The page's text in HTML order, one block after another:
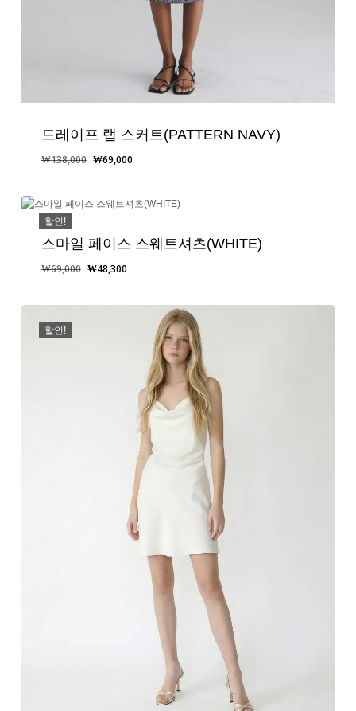
드레이프 랩 스커트(PATTERN NAVY)
₩138,000 원
격:
₩69,000현
격:
할인!
스마일 페이스 스웨트셔츠(WHITE)
₩69,000 원
가
₩48,300현
가
₩48,300.
할인!